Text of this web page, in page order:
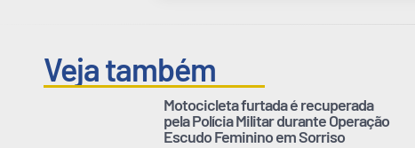
Veja também
Motocicleta furtada é recuperada
pela Polícia Militar durante Operação
Escudo Feminino em Sorriso